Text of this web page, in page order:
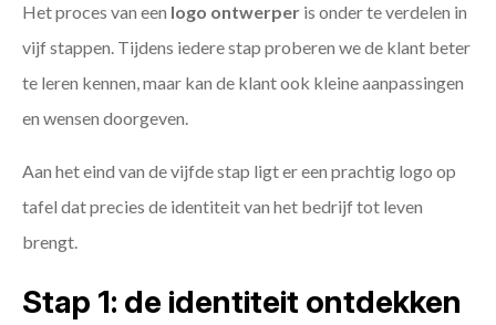
Het proces van een logo ontwerper is onder te verdelen in
vijf stappen. Tijdens iedere stap proberen we de klant beter
te leren kennen, maar kan de klant ook kleine aanpassingen
en wensen doorgeven.
Aan het eind van de vijfde stap ligt er een prachtig logo op
tafel dat precies de identiteit van het bedrijf tot leven
brengt.
Stap 1: de identiteit ontdekken